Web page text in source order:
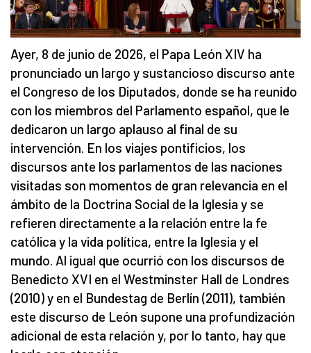
Ayer, 8 de junio de 2026, el Papa León XIV ha
pronunciado un largo y sustancioso discurso ante
el Congreso de los Diputados, donde se ha reunido
con los miembros del Parlamento español, que le
dedicaron un largo aplauso al final de su
intervención. En los viajes pontificios, los
discursos ante los parlamentos de las naciones
visitadas son momentos de gran relevancia en el
ámbito de la Doctrina Social de la Iglesia y se
refieren directamente a la relación entre la fe
católica y la vida política, entre la Iglesia y el
mundo. Al igual que ocurrió con los discursos de
Benedicto XVI en el Westminster Hall de Londres
(2010) y en el Bundestag de Berlín (2011), también
este discurso de León supone una profundización
adicional de esta relación y, por lo tanto, hay que